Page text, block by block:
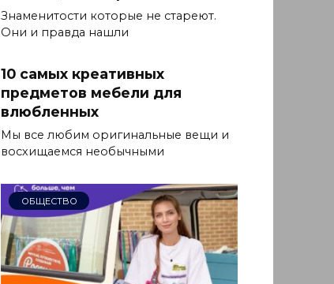
Знаменитости которые не стареют.
Они и правда нашли
10 самых креативных
предметов мебели для
влюбленных
Мы все любим оригинальные вещи и
восхищаемся необычными
ОБЩЕСТВО